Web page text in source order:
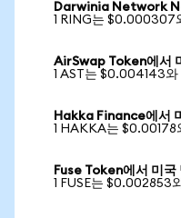
Darwinia Network
1 RING는 $0.000307
AirSwap Token에서
1 AST는 $0.004143와
Hakka Finance에서
1 HAKKA는 $0.00178
Fuse Token에서 미국
1 FUSE는 $0.002853